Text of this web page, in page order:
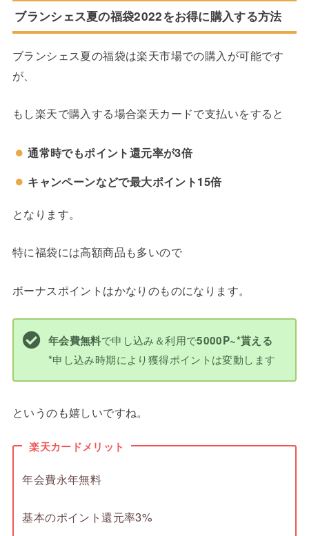
ブランシェス夏の福袋2022をお得に購入する方法
ブランシェス夏の福袋は楽天市場での購入が可能です
が、
もし楽天で購入する場合楽天カードで支払いをすると
通常時でもポイント還元率が3倍
キャンペーンなどで最大ポイント15倍
となります。
特に福袋には高額商品も多いので
ボーナスポイントはかなりのものになります。
年会費無料で申し込み＆利用で5000P~*貰える
*申し込み時期により獲得ポイントは変動します
というのも嬉しいですね。
楽天カードメリット
年会費永年無料
基本のポイント還元率3%